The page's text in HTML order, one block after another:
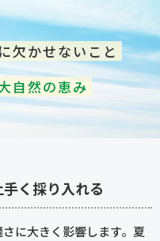
欠かせないこと
自然の恵み
く採り入れる
に大きく影響します。夏